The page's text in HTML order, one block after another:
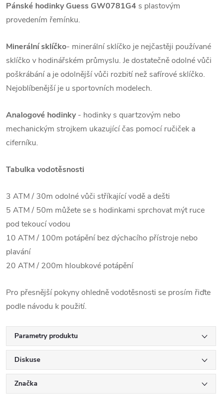
Pánské hodinky Guess GW0781G4 s plastovým
provedením řemínku.
Minerální sklíčko- minerální sklíčko je nejčastěji používané
sklíčko v hodinářském průmyslu. Je dostatečně odolné vůči
poškrábání a je odolnější vůči rozbití než safírové sklíčko.
Nejoblíbenější je u sportovních modelech.
Analogové hodinky- hodinky s quartzovým nebo
mechanickým strojkem ukazující čas pomocí ručiček a
ciferníku.
Tabulka vodotěsnosti
3 ATM / 30m odolné vůči stříkající vodě a dešti
5 ATM / 50m můžete se s hodinkami sprchovat mýt ruce
pod tekoucí vodou
10 ATM / 100m potápění bez dýchacího přístroje nebo
plavání
20 ATM / 200m hloubkové potápění
Pro přesnější pokyny ohledně vodotěsnosti se prosím řiďte
podle návodu k použití.
Parametry produktu
Diskuse
Značka